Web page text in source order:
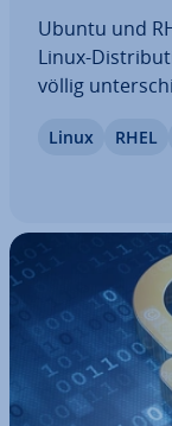
Ubuntu und
Linux-
völlig
Linux RHEL